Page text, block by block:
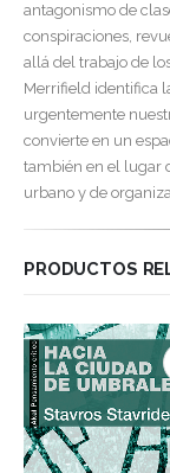
antagonismo de
conspiraciones,
allá del trabajo de
Merrifield identifica
urgentemente
convierte en un
también en el lugar
urbano y de
PRODUCTOS